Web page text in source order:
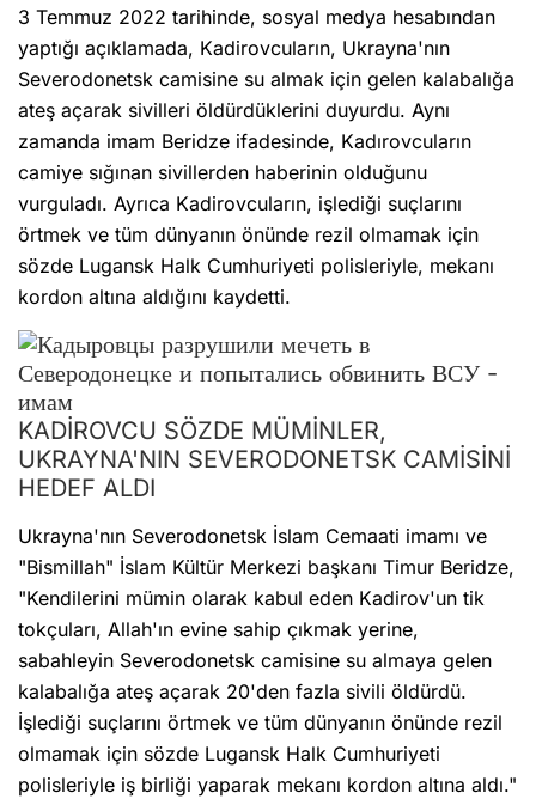
3 Temmuz 2022 tarihinde, sosyal medya hesabından
yaptığı açıklamada, Kadirovcuların, Ukrayna'nın
Severodonetsk camisine su almak için gelen kalabalığa
ateş açarak sivilleri öldürdüklerini duyurdu. Aynı
zamanda imam Beridze ifadesinde, Kadırovcuların
camiye sığınan sivillerden haberinin olduğunu
vurguladı. Ayrıca Kadirovcuların, işlediği suçlarını
örtmek ve tüm dünyanın önünde rezil olmamak için
sözde Lugansk Halk Cumhuriyeti polisleriyle, mekanı
kordon altına aldığını kaydetti.
KADİROVCU SÖZDE MÜMİNLER,
UKRAYNA'NIN SEVERODONETSK CAMİSİNİ
HEDEF ALDI
Ukrayna'nın Severodonetsk İslam Cemaati imamı ve
"Bismillah" İslam Kültür Merkezi başkanı Timur Beridze,
"Kendilerini mümin olarak kabul eden Kadirov'un tik
tokçuları, Allah'ın evine sahip çıkmak yerine,
sabahleyin Severodonetsk camisine su almaya gelen
kalabalığa ateş açarak 20'den fazla sivili öldürdü.
İşlediği suçlarını örtmek ve tüm dünyanın önünde rezil
olmamak için sözde Lugansk Halk Cumhuriyeti
polisleriyle iş birliği yaparak mekanı kordon altına aldı."